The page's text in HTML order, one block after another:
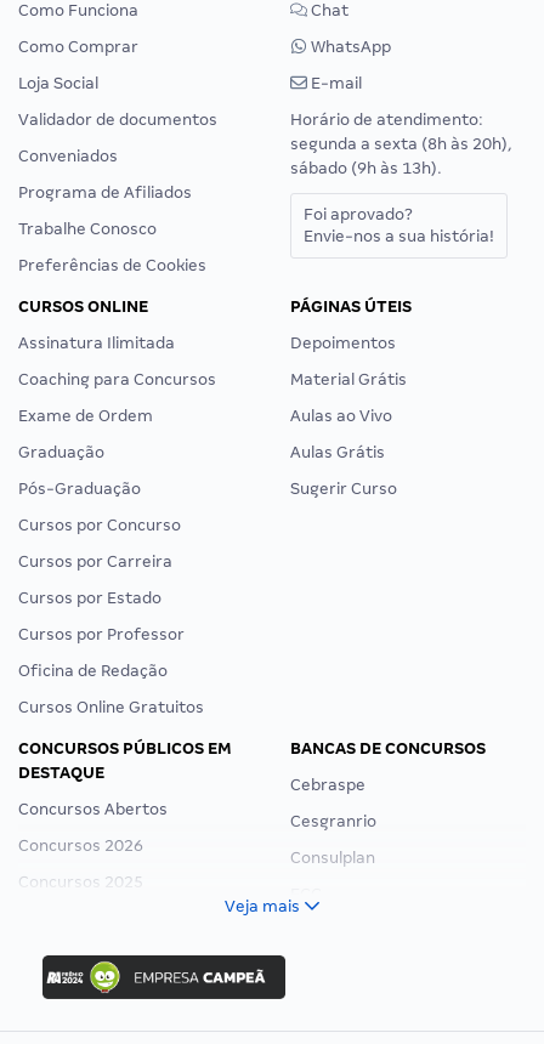
Como Funciona
Como Comprar
Loja Social
Validador de documentos
Conveniados
Programa de Afiliados
Trabalhe Conosco
Preferências de Cookies
Chat
WhatsApp
E-mail
Horário de atendimento:
segunda a sexta (8h às 20h),
sábado (9h às 13h).
Foi aprovado?
Envie-nos a sua história!
CURSOS ONLINE
Assinatura Ilimitada
Coaching para Concursos
Exame de Ordem
Graduação
Pós-Graduação
Cursos por Concurso
Cursos por Carreira
Cursos por Estado
Cursos por Professor
Oficina de Redação
Cursos Online Gratuitos
PÁGINAS ÚTEIS
Depoimentos
Material Grátis
Aulas ao Vivo
Aulas Grátis
Sugerir Curso
CONCURSOS PÚBLICOS EM
DESTAQUE
Concursos Abertos
Concursos 2026
Concursos 2025
Concurso Ibama
Concurso MPU
Editais publicados
BANCAS DE CONCURSOS
Cebraspe
Cesgranrio
Consulplan
Veja mais